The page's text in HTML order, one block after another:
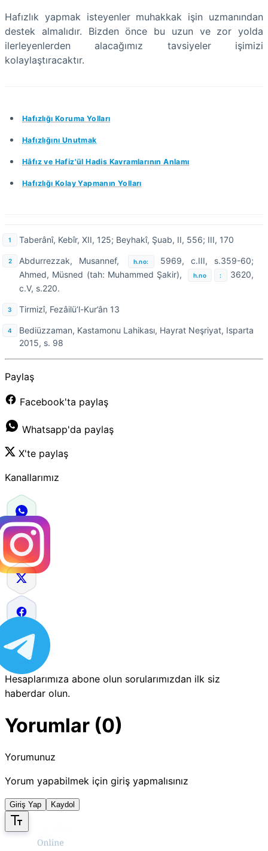
Hafızlık yapmak isteyenler muhakkak işin uzmanından
destek almalıdır. Bizden önce bu uzun ve zor yolda
ilerleyenlerden alacağımız tavsiyeler işimizi
kolaylaştıracaktır.
Hafızlığı Koruma Yolları
Hafızlığını Unutmak
Hâfız ve Hafiz'ül Hadis Kavramlarının Anlamı
Hafızlığı Kolay Yapmanın Yolları
Taberânî, Kebîr, XII, 125; Beyhakî, Şuab, II, 556; III, 170
Abdurrezzak, Musannef, h.no:
5969, c.III, s.359-60;
Ahmed, Müsned (tah: Muhammed Şakir),
h.no :
3620,
c.V, s.220.
Tirmizî, Fezâilü’l-Kur’ân 13
Bediüzzaman, Kastamonu Lahikası, Hayrat Neşriyat, Isparta
2015, s. 98
Paylaş
Facebook'ta paylaş
Whatsapp'da paylaş
X'te paylaş
Kanallarımız
Hesaplarımıza abone olun sorularımızdan ilk siz
haberdar olun.
Yorumlar (0)
Yorumunuz
Yorum yapabilmek için giriş yapmalısınız
Giriş Yap Kaydol